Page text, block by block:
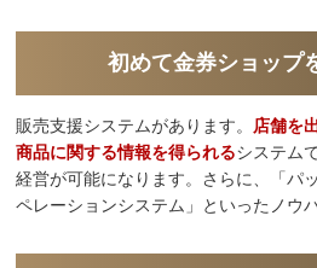
初めて金券ショップ
販売支援システムがあります。
店舗を
商品に関する情報を得られるシステム
経営が可能になります。さらに、「パ
ペレーションシステム」といったノウ